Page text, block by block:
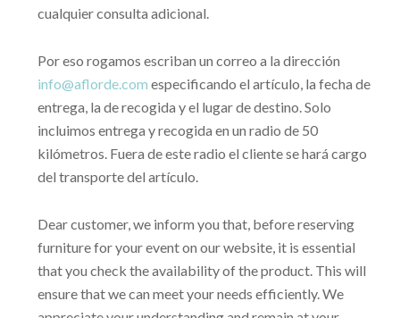
cualquier consulta adicional.
Por eso rogamos escriban un correo a la dirección
info@aflorde.com especificando el artículo, la fecha de
entrega, la de recogida y el lugar de destino. Solo
incluimos entrega y recogida en un radio de 50
kilómetros. Fuera de este radio el cliente se hará cargo
del transporte del artículo.
Dear customer, we inform you that, before reserving
furniture for your event on our website, it is essential
that you check the availability of the product. This will
ensure that we can meet your needs efficiently. We